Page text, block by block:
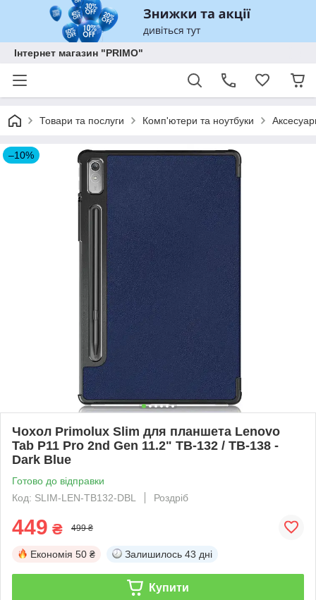
Інтернет магазин "PRIMO"
Товари та послуги Комп'ютери та ноутбуки
–10%
Чохол Primolux Slim для планшета Lenovo
Tab P11 Pro 2nd Gen 11.2" TB-132 / TB-138 -
Dark Blue
Готово до відправки
Код: SLIM-LEN-TB132-DBL
Роздріб
449 ₴ 499 ₴
Економія 50 ₴ Залишилось 43 дні
Купити